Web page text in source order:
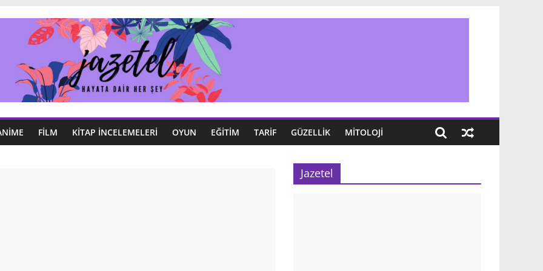
FILM KITAP İNCELEMELERI OYUN EĞITIM TARIF GÜZELLIK MITOLOJI
Jazetel